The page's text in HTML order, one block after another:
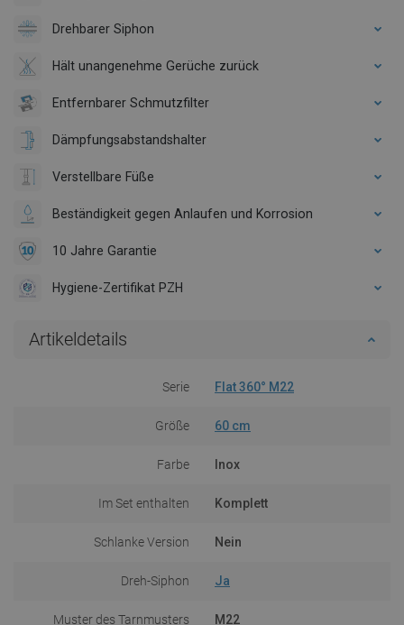
Drehbarer Siphon
Hält unangenehme Gerüche zurück
Entfernbarer Schmutzfilter
Dämpfungsabstandshalter
Verstellbare Füße
Beständigkeit gegen Anlaufen und Korrosion
10 Jahre Garantie
Hygiene-Zertifikat PZH
Artikeldetails
Serie Flat 360° M22
Größe 60 cm
Farbe Inox
Im Set enthalten Komplett
Schlanke Version Nein
Dreh-Siphon Ja
Muster des Tarnmusters M22